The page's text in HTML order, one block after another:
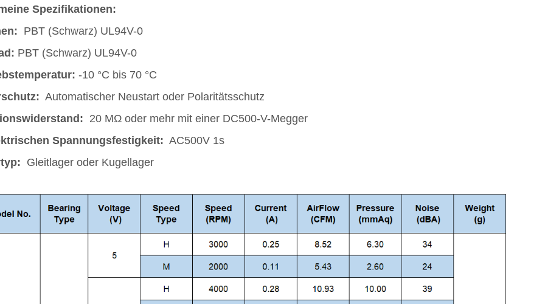
Spezifikationen:
PBT (Schwarz) UL94V-0
PBT (Schwarz) UL94V-0
-10 °C bis 70 °C
Automatischer Neustart oder Polaritätsschutz
20 MΩ oder mehr mit einer DC500-V-Megger
Spannungsfestigkeit: AC500V 1s
Gleitlager oder Kugellager